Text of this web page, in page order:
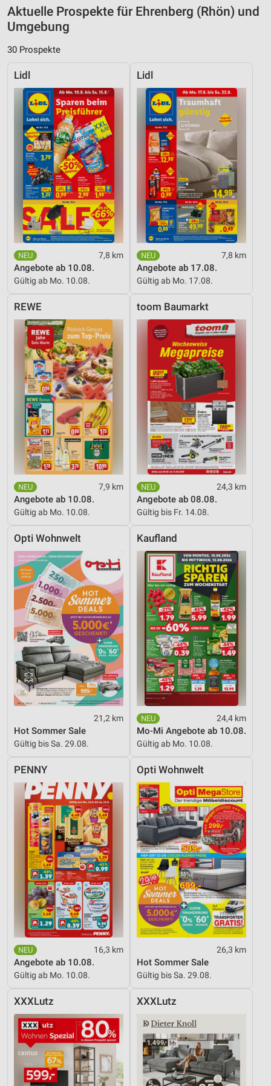
Aktuelle Prospekte für Ehrenberg (Rhön) und
Umgebung
30 Prospekte
Lidl
7,8 km
Angebote ab 10.08.
Gültig ab Mo. 10.08.
Lidl
7,8 km
Angebote ab 17.08.
Gültig ab Mo. 17.08.
REWE
7,9 km
Angebote ab 10.08.
Gültig ab Mo. 10.08.
toom Baumarkt
24,3 km
Angebote ab 08.08.
Gültig bis Fr. 14.08.
Opti Wohnwelt
21,2 km
Hot Sommer Sale
Gültig bis Sa. 29.08.
Kaufland
24,4 km
Mo-Mi Angebote ab 10.08.
Gültig ab Mo. 10.08.
PENNY
16,3 km
Angebote ab 10.08.
Gültig ab Mo. 10.08.
Opti Wohnwelt
26,3 km
Hot Sommer Sale
Gültig bis Sa. 29.08.
XXXLutz XXXLutz